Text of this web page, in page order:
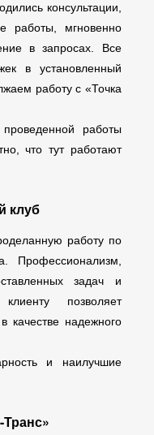
консультации,
работы, мгновенно
в запросах. Все
в установленный
работу с «Точка
работы
что тут работают
клуб
работу по
Профессионализм,
задач и
позволяет
качестве надежного
и наилучшие